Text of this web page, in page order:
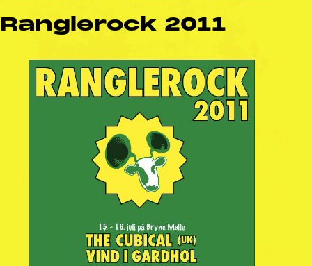
Ranglerock 2011